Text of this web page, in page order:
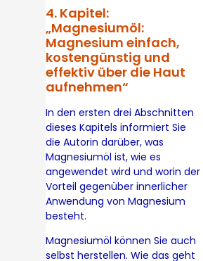
4. Kapitel:
„Magnesiumöl:
Magnesium einfach,
kostengünstig und
effektiv über die Haut
aufnehmen“
In den ersten drei Abschnitten
dieses Kapitels informiert Sie
die Autorin darüber, was
Magnesiumöl ist, wie es
angewendet wird und worin der
Vorteil gegenüber innerlicher
Anwendung von Magnesium
besteht.
Magnesiumöl können Sie auch
selbst herstellen. Wie das geht